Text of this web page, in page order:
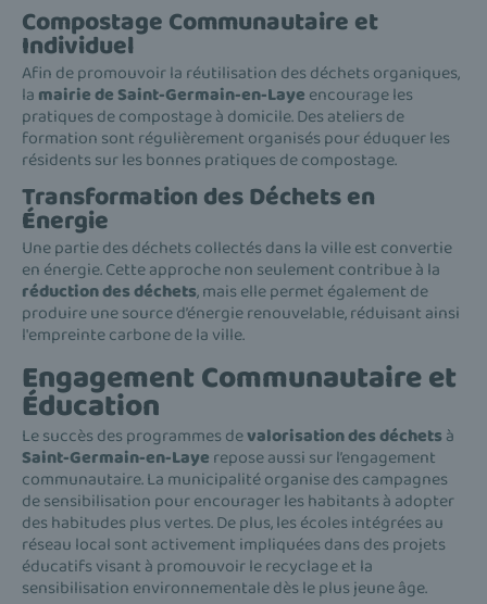
Compostage Communautaire et
Individuel
Afin de promouvoir la réutilisation des déchets organiques,
la mairie de Saint-Germain-en-Laye encourage les
pratiques de compostage à domicile. Des ateliers de
formation sont régulièrement organisés pour éduquer les
résidents sur les bonnes pratiques de compostage.
Transformation des Déchets en
Énergie
Une partie des déchets collectés dans la ville est convertie
en énergie. Cette approche non seulement contribue à la
réduction des déchets, mais elle permet également de
produire une source d’énergie renouvelable, réduisant ainsi
l'empreinte carbone de la ville.
Engagement Communautaire et
Éducation
Le succès des programmes devalorisation des déchets à
Saint-Germain-en-Laye repose aussi sur l’engagement
communautaire. La municipalité organise des campagnes
de sensibilisation pour encourager les habitants à adopter
des habitudes plus vertes. De plus, les écoles intégrées au
réseau local sont activement impliquées dans des projets
éducatifs visant à promouvoir le recyclage et la
sensibilisation environnementale dès le plus jeune âge.